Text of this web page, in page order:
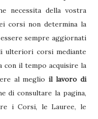
necessita della vostra
corsi non determina la
sempre aggiornati
ulteriori corsi mediante
con il tempo acquisire la
al meglioil lavoro di
di consultare la pagina,
i Corsi, le Lauree, le